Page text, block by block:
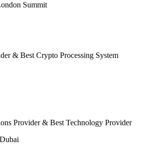
Summit
& Best Crypto Processing System
Provider & Best Technology Provider